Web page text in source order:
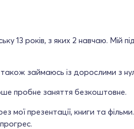
13 років, з яких 2 навчаю. Мій
займаюсь із дорослими з
пробне заняття безкоштовне.
мої презентації, книги та